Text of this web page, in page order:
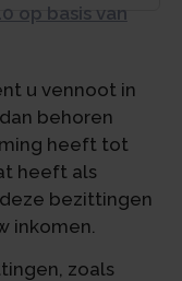
op basis van
u vennoot in
behoren
heeft tot
heeft als
bezittingen
inkomen.
zoals